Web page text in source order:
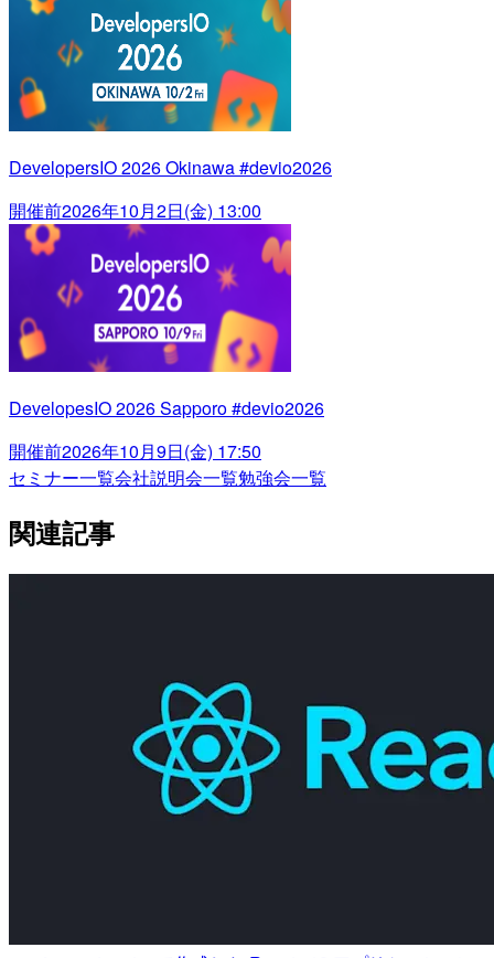
DevelopersIO 2026 Okinawa #devio2026
開催前2026年10月2日(金) 13:00
DevelopesIO 2026 Sapporo #devio2026
開催前2026年10月9日(金) 17:50
セミナー一覧会社説明会一覧勉強会一覧
関連記事